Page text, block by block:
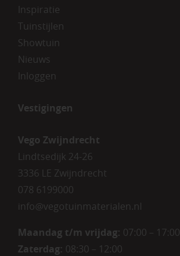
Inspiratie
Tuinstijlen
Showtuin
Nieuws
Inloggen
Vestigingen
Vego Zwijndrecht
Lindtsedijk 24-26
3336 LE Zwijndrecht
078 6199000
info@vegotuinmaterialen.nl
Maandag t/m vrijdag: 07:00 – 17:00
Zaterdag: 08:30 – 12:00